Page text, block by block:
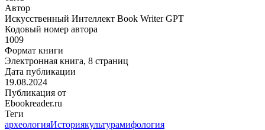
Автор
Искусственный Интеллект Book Writer GPT
Кодовый номер автора
1009
Формат книги
Электронная книга, 8 страниц
Дата публикации
19.08.2024
Публикация от
Ebookreader.ru
Теги
археологияИсториякультурамифология